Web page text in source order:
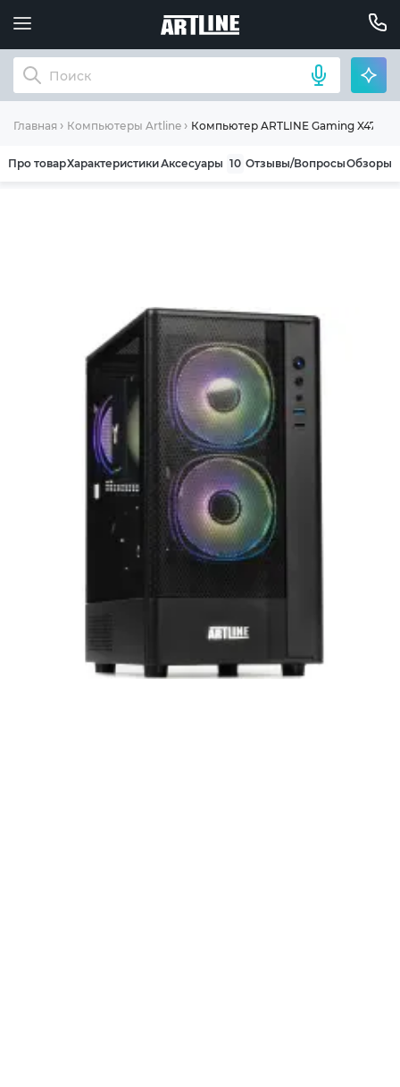
Главная Компьютеры Artline Компьютер ARTLINE Gaming X47
Про товарХарактеристикиАксесуары 10 Отзывы/ВопросыОбзоры
ОБЩИЕ УСЛОВИЯ ГАРАНТИИ
Компания ARTLINE благодарит Вас за выбор
нашей продукции. Мы уверены, что
приобретенная вами техника будет служить
вам долгие годы при соблюдении правил
эксплуатации и хранения.
Artline комп'ютери